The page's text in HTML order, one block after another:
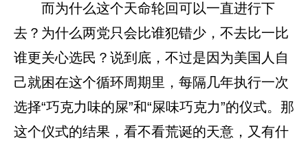
而为什么这个天命轮回可以一直进行下
去？为什么两党只会比谁犯错少，不去比一比
谁更关心选民？说到底，不过是因为美国人自
己就困在这个循环周期里，每隔几年执行一次
选择“巧克力味的屎”和“屎味巧克力”的仪式。那
这个仪式的结果，看不看荒诞的天意，又有什